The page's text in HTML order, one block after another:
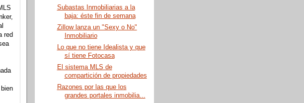
red
Subastas Inmobiliarias a la
baja: éste fin de semana
Zillow lanza un "Sexy o No"
Inmobiliario
Lo que no tiene Idealista y que
sí tiene Fotocasa
El sistema MLS de
compartición de propiedades
Razones por las que los
grandes portales inmobilia...